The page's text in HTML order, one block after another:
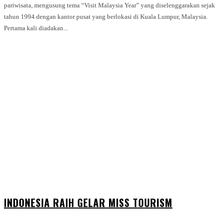
pariwisata, mengusung tema “Visit Malaysia Year” yang diselenggarakan sejak
tahun 1994 dengan kantor pusat yang berlokasi di Kuala Lumpur, Malaysia.
Pertama kali diadakan...
INDONESIA RAIH GELAR MISS TOURISM